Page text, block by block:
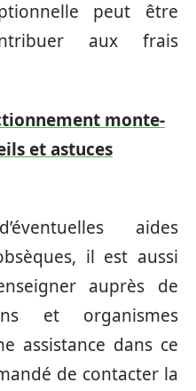
peut être
aux frais
monte-
et astuces
aides
il est aussi
auprès de
et organismes
assistance dans ce
de contacter la